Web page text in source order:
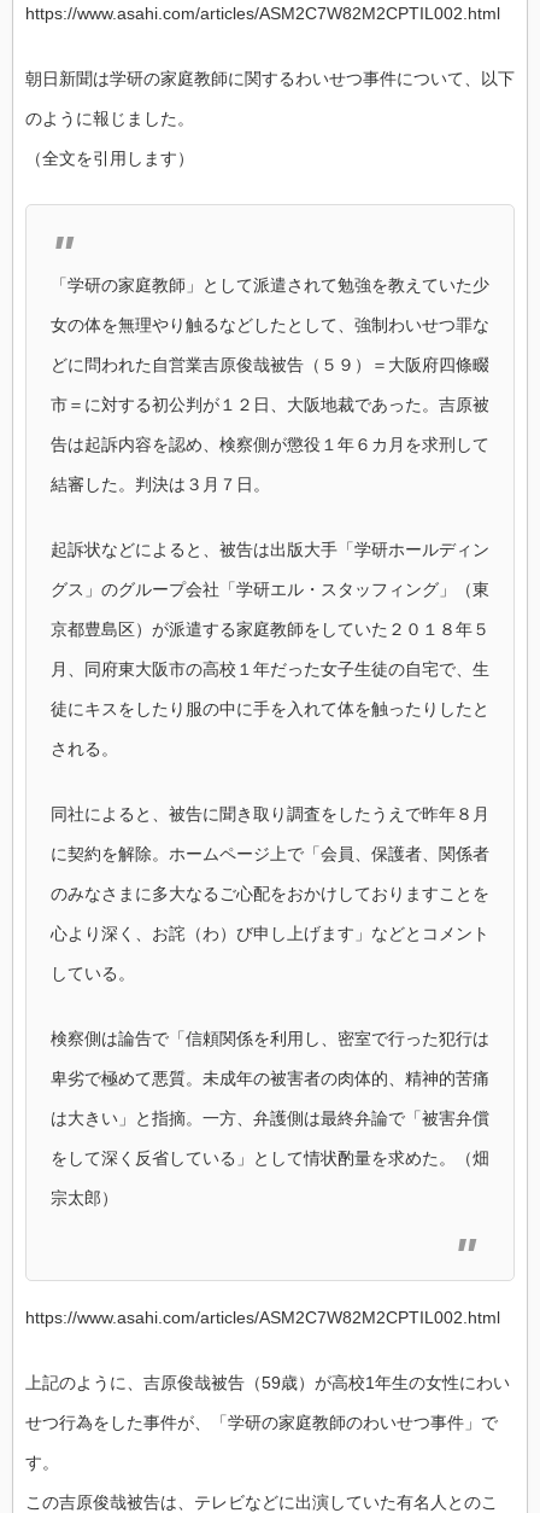
https://www.asahi.com/articles/ASM2C7W82M2CPTIL002.html
朝日新聞は学研の家庭教師に関するわいせつ事件について、以下
のように報じました。
（全文を引用します）
「学研の家庭教師」として派遣されて勉強を教えていた少
女の体を無理やり触るなどしたとして、強制わいせつ罪な
どに問われた自営業吉原俊哉被告（５９）＝大阪府四條畷
市＝に対する初公判が１２日、大阪地裁であった。吉原被
告は起訴内容を認め、検察側が懲役１年６カ月を求刑して
結審した。判決は３月７日。
起訴状などによると、被告は出版大手「学研ホールディン
グス」のグループ会社「学研エル・スタッフィング」（東
京都豊島区）が派遣する家庭教師をしていた２０１８年５
月、同府東大阪市の高校１年だった女子生徒の自宅で、生
徒にキスをしたり服の中に手を入れて体を触ったりしたと
される。
同社によると、被告に聞き取り調査をしたうえで昨年８月
に契約を解除。ホームページ上で「会員、保護者、関係者
のみなさまに多大なるご心配をおかけしておりますことを
心より深く、お詫（わ）び申し上げます」などとコメント
している。
検察側は論告で「信頼関係を利用し、密室で行った犯行は
卑劣で極めて悪質。未成年の被害者の肉体的、精神的苦痛
は大きい」と指摘。一方、弁護側は最終弁論で「被害弁償
をして深く反省している」として情状酌量を求めた。（畑
宗太郎）
https://www.asahi.com/articles/ASM2C7W82M2CPTIL002.html
上記のように、吉原俊哉被告（59歳）が高校1年生の女性にわい
せつ行為をした事件が、「学研の家庭教師のわいせつ事件」で
す。
この吉原俊哉被告は、テレビなどに出演していた有名人とのこ